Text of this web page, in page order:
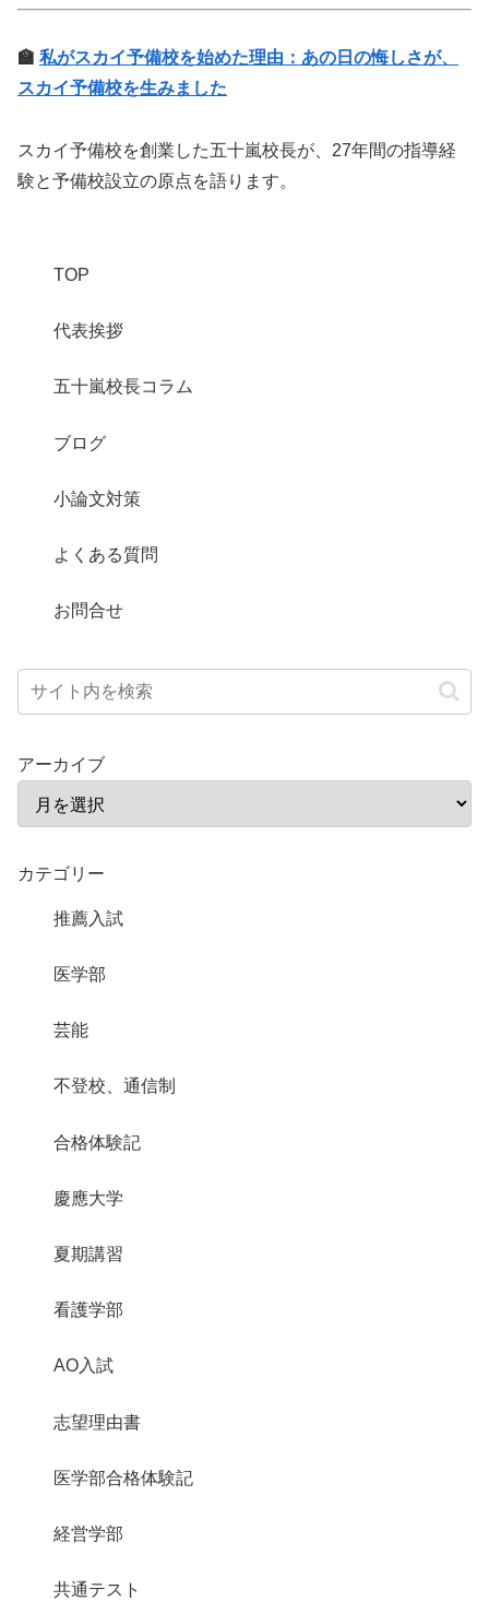
🏫 私がスカイ予備校を始めた理由：あの日の悔しさが、
スカイ予備校を生みました
スカイ予備校を創業した五十嵐校長が、27年間の指導経
験と予備校設立の原点を語ります。
TOP
代表挨拶
五十嵐校長コラム
ブログ
小論文対策
よくある質問
お問合せ
アーカイブ
カテゴリー
推薦入試
医学部
芸能
不登校、通信制
合格体験記
慶應大学
夏期講習
看護学部
AO入試
志望理由書
医学部合格体験記
経営学部
共通テスト